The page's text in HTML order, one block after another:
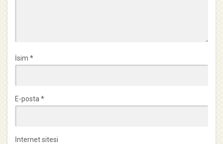
İsim *
E-posta *
İnternet sitesi